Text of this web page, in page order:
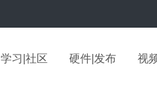
学习|社区 硬件|发布 视